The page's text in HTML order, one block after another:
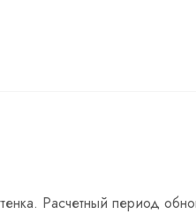
Расчетный период